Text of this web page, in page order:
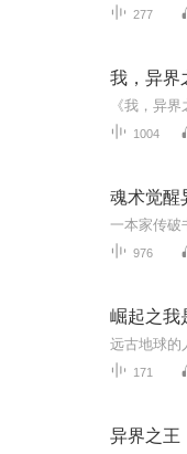
277
我，异界
1004
魂术觉醒
976
崛起之我
171
异界之王